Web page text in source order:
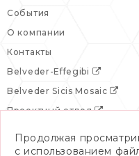
События
О компании
Контакты
Belveder-Effegibi
Belveder Sicis Mosaic
Проектный отдел
Продолжая
с использованием